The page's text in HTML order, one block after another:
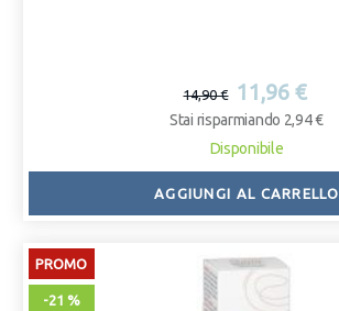
14,90 € 11,96 €
Stai risparmiando 2,94 €
Disponibile
AGGIUNGI AL CARRELLO
PROMO
-21 %